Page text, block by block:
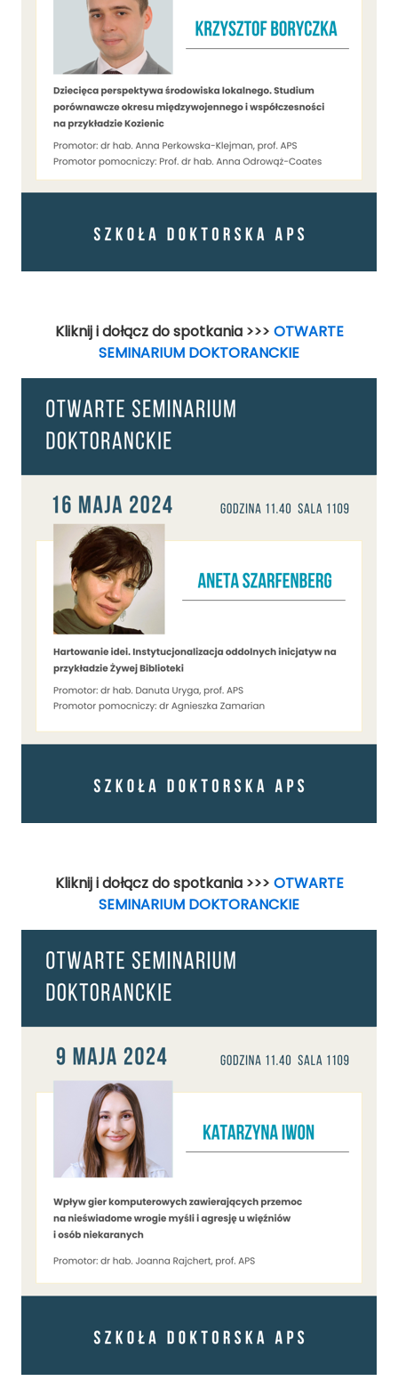
Kliknij i dołącz do spotkania >>> OTWARTE
SEMINARIUM DOKTORANCKIE
Kliknij i dołącz do spotkania >>> OTWARTE
SEMINARIUM DOKTORANCKIE